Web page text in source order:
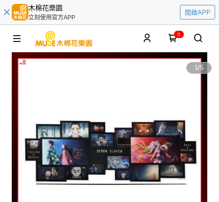
木棉花樂園
立刻使用官方APP
開啟APP
0
1/5